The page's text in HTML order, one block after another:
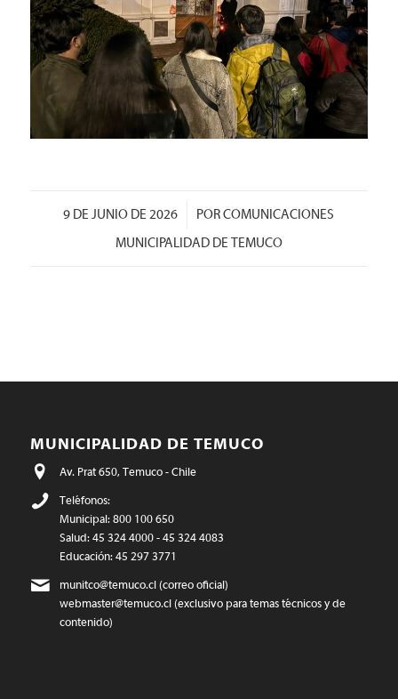
9 DE JUNIO DE 2026
/ PORCOMUNICACIONES
MUNICIPALIDAD DE TEMUCO
MUNICIPALIDAD DE TEMUCO
Av. Prat 650, Temuco - Chile
Teléfonos:
Municipal: 800 100 650
Salud: 45 324 4000 - 45 324 4083
Educación: 45 297 3771
munitco@temuco.cl(correo oficial)
webmaster@temuco.cl(exclusivo para temas técnicos y de
contenido)